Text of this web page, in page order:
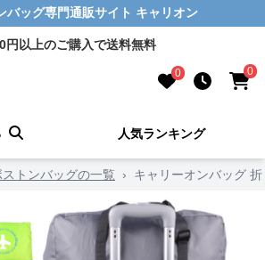
バッグ専門通販サイト キャリオン
円以上のご購入で送料無料
0 0
人気ランキング
ストンバッグの一覧 › キャリーオンバッグ